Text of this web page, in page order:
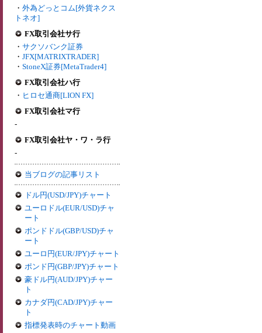
・ 外為どっとコム[外貨ネクス
トネオ]
FX取引会社サ行
・ サクソバンク証券
・ JFX[MATRIXTRADER]
・ StoneX証券[MetaTrader4]
FX取引会社ハ行
・ ヒロセ通商[LION FX]
FX取引会社マ行
-
FX取引会社ヤ・ワ・ラ行
-
当ブログの記事リスト
ドル円(USD/JPY)チャート
ユーロドル(EUR/USD)チャ
ート
ポンドドル(GBP/USD)チャ
ート
ユーロ円(EUR/JPY)チャート
ポンド円(GBP/JPY)チャート
豪ドル円(AUD/JPY)チャー
ト
カナダ円(CAD/JPY)チャー
ト
指標発表時のチャート動画